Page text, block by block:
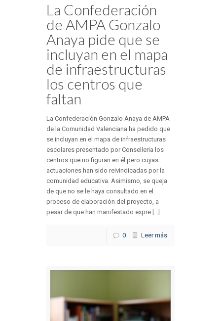
La Confederación
de AMPA Gonzalo
Anaya pide que se
incluyan en el mapa
de infraestructuras
los centros que
faltan
La Confederación Gonzalo Anaya de AMPA
de la Comunidad Valenciana ha pedido que
se incluyan en el mapa de infraestructuras
escolares presentado por Conselleria los
centros que no figuran en él pero cuyas
actuaciones han sido reivindicadas por la
comunidad educativa. Asimismo, se queja
de que no se le haya consultado en el
proceso de elaboración del proyecto, a
pesar de que han manifestado expre [...]
0 Leer más